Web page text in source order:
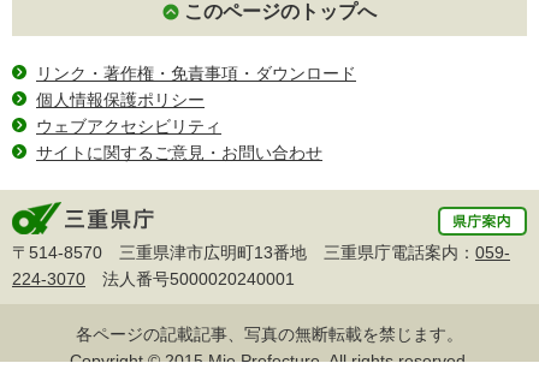
このページのトップへ
リンク・著作権・免責事項・ダウンロード
個人情報保護ポリシー
ウェブアクセシビリティ
サイトに関するご意見・お問い合わせ
〒514-8570 三重県津市広明町13番地 三重県庁電話案内： 059-
224-3070 法人番号5000020240001
各ページの記載記事、写真の無断転載を禁じます。
Copyright © 2015 Mie Prefecture, All rights reserved.